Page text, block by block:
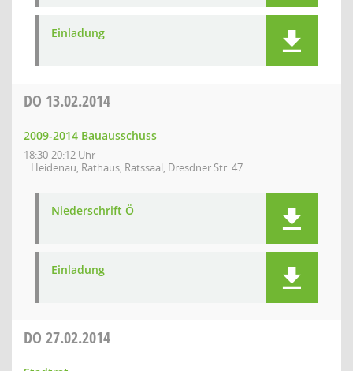
Einladung
DO 13.02.2014
2009-2014 Bauausschuss
18:30-20:12 Uhr
Heidenau, Rathaus, Ratssaal, Dresdner Str. 47
Niederschrift Ö
Einladung
DO 27.02.2014